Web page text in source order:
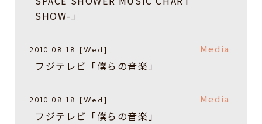
SHOW-」
2010.08.18 [Wed] Media
フジテレビ「僕らの音楽」
2010.08.18 [Wed] Media
フジテレビ「僕らの音楽」